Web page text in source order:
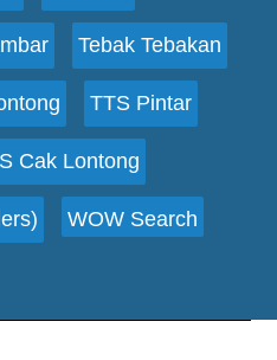
Tebak Tebakan
TTS Pintar
Cak Lontong
WOW Search